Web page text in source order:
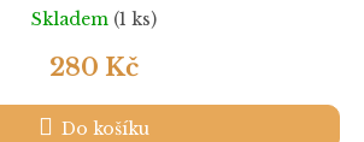
Skladem (1 ks)
280 Kč
Do košíku